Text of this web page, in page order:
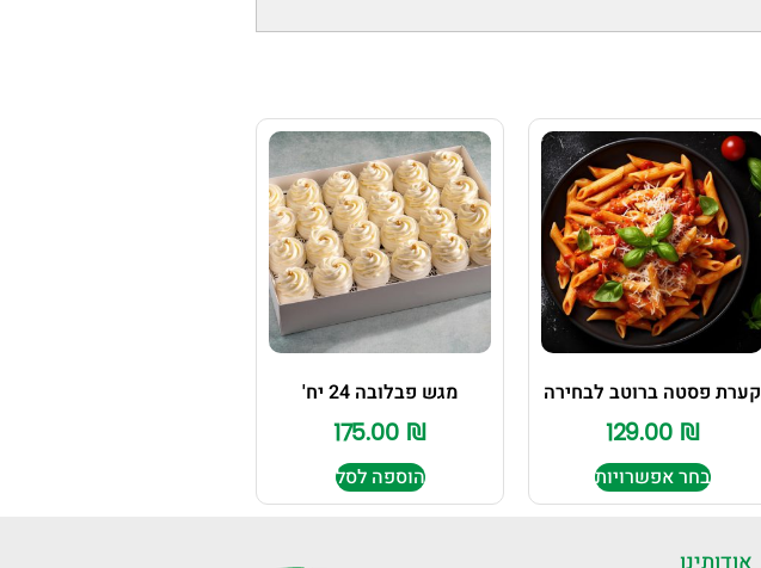
קערת פסטה ברוטב לבחירה
129.00 ₪
בחר אפשרויות
מגש פבלובה 24 יח'
175.00 ₪
הוספה לסל